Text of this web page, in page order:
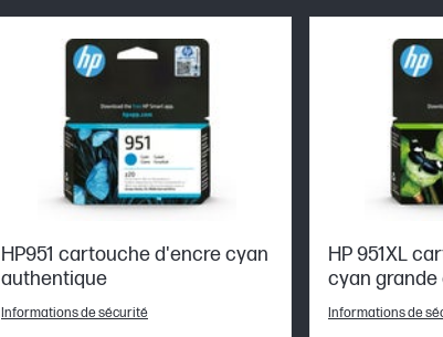
HP951 cartouche d'encre cyan
authentique
Informations de sécurité
HP 951XL
cyan
authentique
Informations de